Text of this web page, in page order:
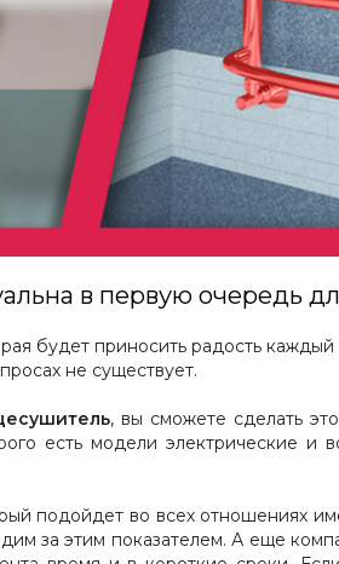
в первую очередь
будет приносить радость каждый
не существует.
, вы сможете сделать
есть модели электрические и
подойдет во всех отношениях
за этим показателем. А еще